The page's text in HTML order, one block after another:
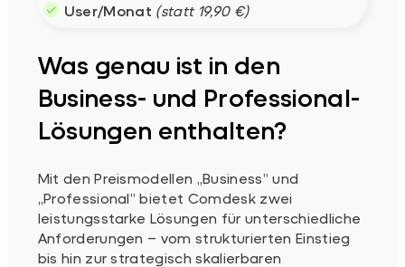
User/Monat (statt 19,90 €)
Was genau ist in den
Business- und Professional-
Lösungen enthalten?
Mit den Preismodellen „Business” und
„Professional” bietet Comdesk zwei
leistungsstarke Lösungen für unterschiedliche
Anforderungen – vom strukturierten Einstieg
bis hin zur strategisch skalierbaren